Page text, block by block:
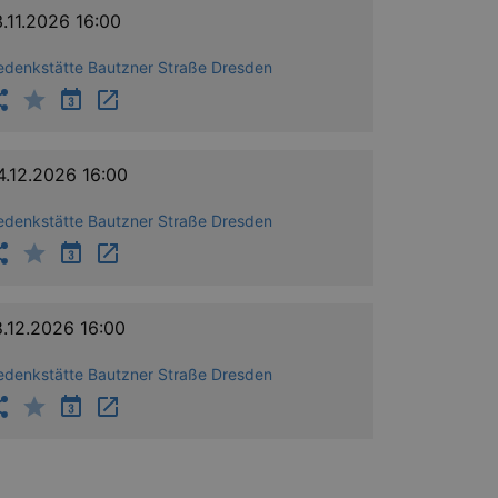
16:00
Bautzner Straße Dresden
16:00
Bautzner Straße Dresden
16:00
Bautzner Straße Dresden
to work properly.
Cross-Site Request Forgery
Analytics - which is a
used analytics service. This
a randomly
in each page request